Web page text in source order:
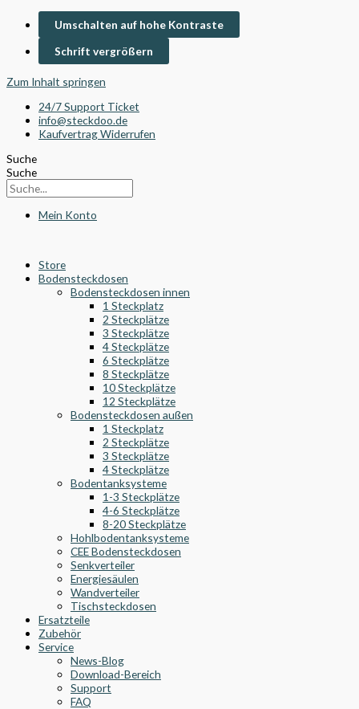
Umschalten auf hohe Kontraste
Schrift vergrößern
Zum Inhalt springen
24/7 Support Ticket
info@steckdoo.de
Kaufvertrag Widerrufen
Suche
Suche
Mein Konto
Store
Bodensteckdosen
Bodensteckdosen innen
1 Steckplatz
2 Steckplätze
3 Steckplätze
4 Steckplätze
6 Steckplätze
8 Steckplätze
10 Steckplätze
12 Steckplätze
Bodensteckdosen außen
1 Steckplatz
2 Steckplätze
3 Steckplätze
4 Steckplätze
Bodentanksysteme
1-3 Steckplätze
4-6 Steckplätze
8-20 Steckplätze
Hohlbodentanksysteme
CEE Bodensteckdosen
Senkverteiler
Energiesäulen
Wandverteiler
Tischsteckdosen
Ersatzteile
Zubehör
Service
News-Blog
Download-Bereich
Support
FAQ